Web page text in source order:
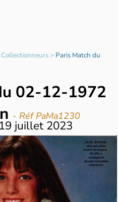
Collectionneurs> Paris Match du
02-12-1972
- Réf PaMa1230
19 juillet 2023